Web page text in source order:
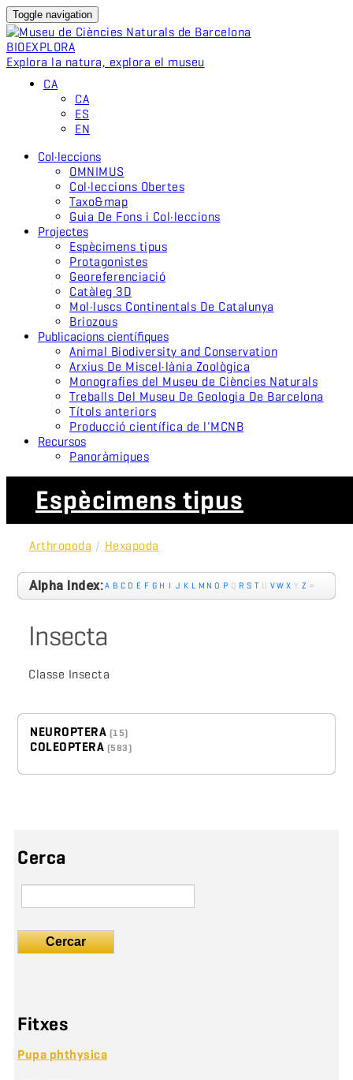
Toggle navigation
BIOEXPLORA
Explora la natura, explora el museu
CA
CA
ES
EN
Col·leccions
OMNIMUS
Col·leccions Obertes
Taxo&map
Guia De Fons i Col·leccions
Projectes
Espècimens tipus
Protagonistes
Georeferenciació
Catàleg 3D
Mol·luscs Continentals De Catalunya
Briozous
Publicacions científiques
Animal Biodiversity and Conservation
Arxius De Miscel·lània Zoològica
Monografies del Museu de Ciències Naturals
Treballs Del Museu De Geologia De Barcelona
Títols anteriors
Producció científica de l'MCNB
Recursos
Panoràmiques
Espècimens tipus
Arthropoda / Hexapoda
Alpha Index:A B C D E F G H I J K L M N O P Q R S T U VW X Y Z #
Insecta
Classe Insecta
NEUROPTERA (15)
COLEOPTERA (583)
Cerca
Cercar
Fitxes
Pupa phthysica